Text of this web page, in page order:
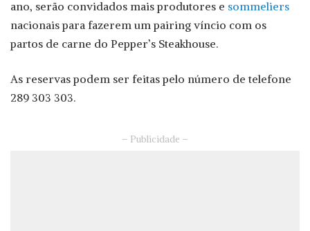
ano, serão convidados mais produtores e sommeliers
nacionais para fazerem um pairing víncio com os
partos de carne do Pepper’s Steakhouse.
As reservas podem ser feitas pelo número de telefone
289 303 303.
– Publicidade –